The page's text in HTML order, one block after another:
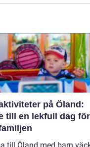
på Öland:
till en lekfull dag för